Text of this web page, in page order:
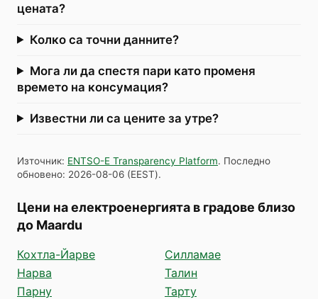
цената?
Колко са точни данните?
Мога ли да спестя пари като променя
времето на консумация?
Известни ли са цените за утре?
Източник: ENTSO-E Transparency Platform. Последно
обновено: 2026-08-06 (EEST).
Цени на електроенергията в градове близо
до Maardu
Кохтла-Йарве
Нарва
Парну
Силламае
Талин
Тарту